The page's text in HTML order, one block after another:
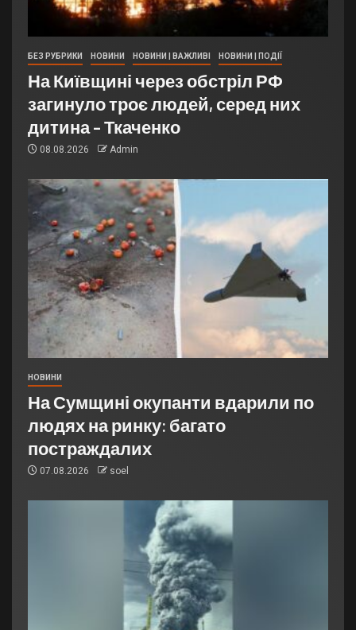
БЕЗ РУБРИКИ НОВИНИ НОВИНИ | ВАЖЛИВІ НОВИНИ | ПОДІЇ
На Київщині через обстріл РФ
загинуло троє людей, серед них
дитина – Ткаченко
08.08.2026 Admin
НОВИНИ
На Сумщині окупанти вдарили по
людях на ринку: багато
постраждалих
07.08.2026 soel